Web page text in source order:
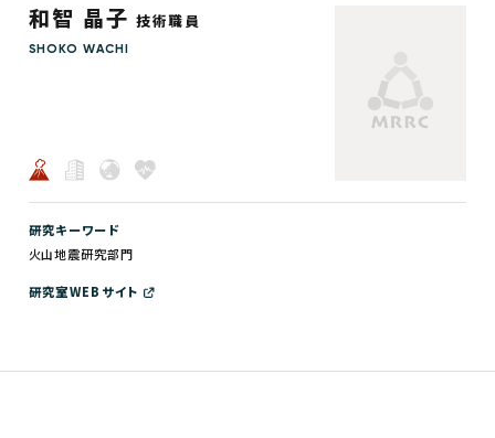
和智 晶子技術職員
SHOKO WACHI
研究キーワード
火山地震研究部門
研究室WEBサイト